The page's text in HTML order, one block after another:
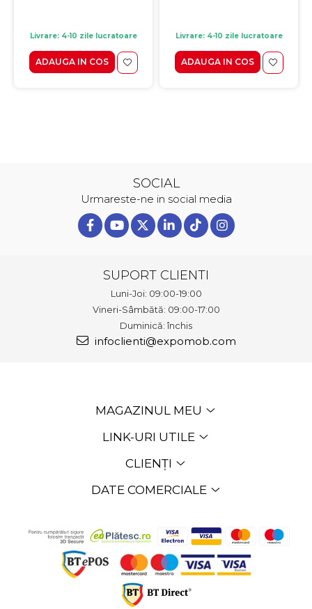
Livrare: 4-10 zile lucratoare
ADAUGA IN COS
Livrare: 4-10 zile lucratoare
ADAUGA IN COS
SOCIAL
Urmareste-ne in social media
SUPORT CLIENTI
Luni-Joi: 09:00-19:00
Vineri-Sâmbătă: 09:00-17:00
Duminică: închis
infoclienti@expomob.com
MAGAZINUL MEU
LINK-URI UTILE
CLIENȚI
DATE COMERCIALE